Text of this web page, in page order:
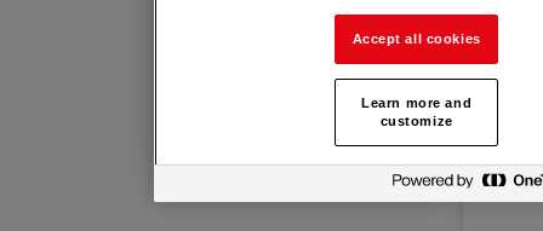
Equipos de protección personal
Con el afán
el desarrollo
usuario lo
protector en
denominadas
Accept all cookies
Learn more and
customize